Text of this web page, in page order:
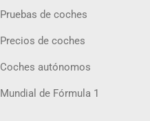
Pruebas de coches
Precios de coches
Coches autónomos
Mundial de Fórmula 1